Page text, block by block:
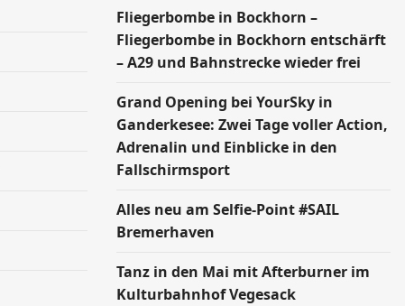
Fliegerbombe in Bockhorn –
Fliegerbombe in Bockhorn entschärft
– A29 und Bahnstrecke wieder frei
Grand Opening bei YourSky in
Ganderkesee: Zwei Tage voller Action,
Adrenalin und Einblicke in den
Fallschirmsport
Alles neu am Selfie-Point #SAIL
Bremerhaven
Tanz in den Mai mit Afterburner im
Kulturbahnhof Vegesack